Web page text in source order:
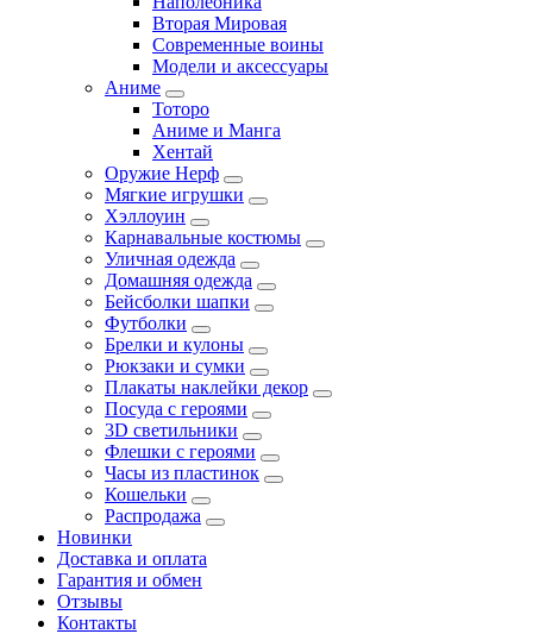
Вторая Мировая
Современные воины
Модели и аксессуары
Аниме
Тоторо
Аниме и Манга
Хентай
Оружие Нерф
Мягкие игрушки
Хэллоуин
Карнавальные костюмы
Уличная одежда
Домашняя одежда
Бейсболки шапки
Футболки
Брелки и кулоны
Рюкзаки и сумки
Плакаты наклейки декор
Посуда с героями
3D светильники
Флешки с героями
Часы из пластинок
Кошельки
Распродажа
Новинки
Доставка и оплата
Гарантия и обмен
Отзывы
Контакты